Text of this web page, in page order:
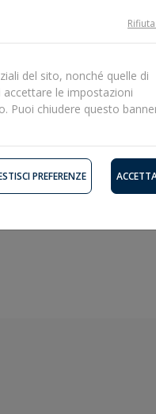
del sito, nonché quelle di
accettare le impostazioni
Puoi chiudere questo
PREFERENZE